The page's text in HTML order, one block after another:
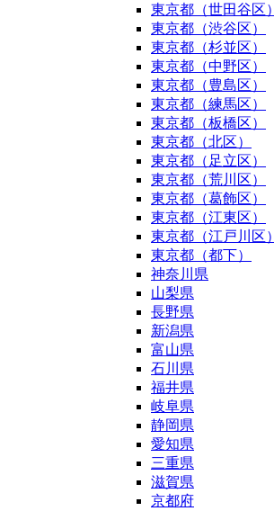
東京都（世田谷区）
東京都（渋谷区）
東京都（杉並区）
東京都（中野区）
東京都（豊島区）
東京都（練馬区）
東京都（板橋区）
東京都（北区）
東京都（足立区）
東京都（荒川区）
東京都（葛飾区）
東京都（江東区）
東京都（江戸川区）
東京都（都下）
神奈川県
山梨県
長野県
新潟県
富山県
石川県
福井県
岐阜県
静岡県
愛知県
三重県
滋賀県
京都府